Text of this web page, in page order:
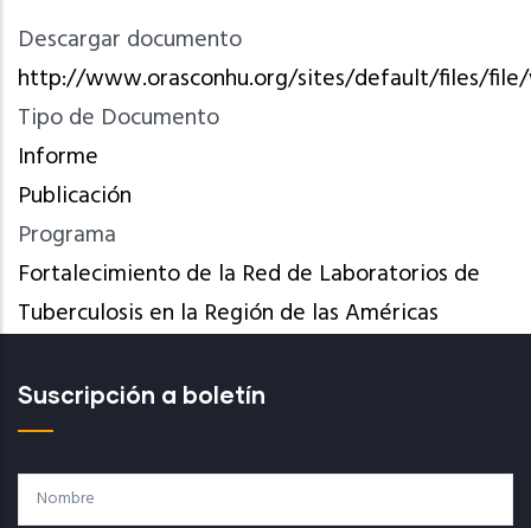
Descargar documento
http://www.orasconhu.org/sites/default/files/
Tipo de Documento
Informe
Publicación
Programa
Fortalecimiento de la Red de Laboratorios de
Tuberculosis en la Región de las Américas
Suscripción a boletín
Nombre